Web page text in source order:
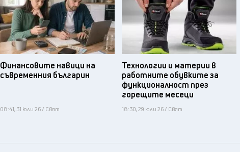
Финансовите навици на
съвременния българин
08:41, 31 юли 26 / Свят
Технологии и материи в
работните обувките за
функционалност през
горещите месеци
18:30, 29 юли 26 / Свят